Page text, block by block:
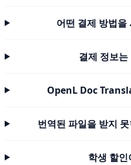
어떤 결제 방법을
결제 정보
OpenL Doc
번역된 파일을 받지
학생 할